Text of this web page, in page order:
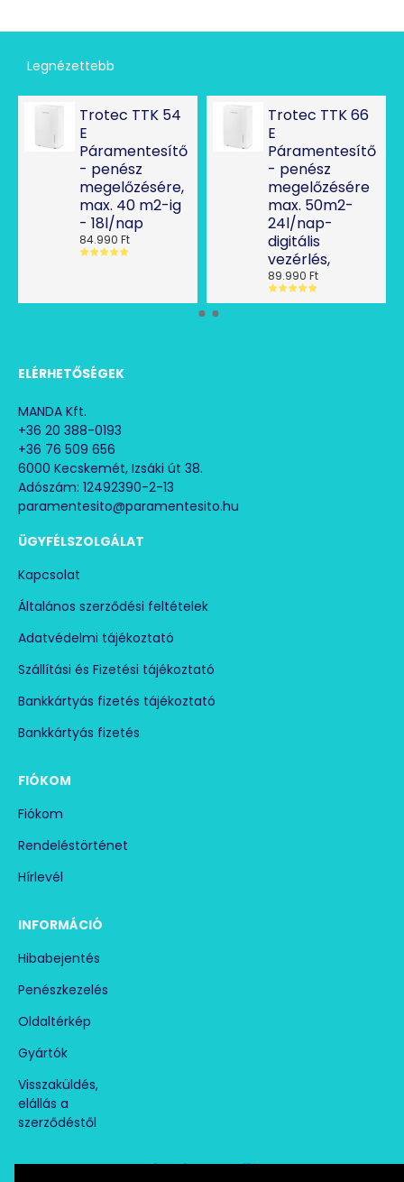
Legnézettebb
Trotec TTK 54
E
Páramentesítő
- penész
megelőzésére,
max. 40 m2-ig
- 18l/nap
84.990 Ft
Trotec TTK 66
E
Páramentesítő
- penész
megelőzésére
max. 50m2-
24l/nap-
digitális
vezérlés,
89.990 Ft
ELÉRHETŐSÉGEK
MANDA Kft.
+36 20 388-0193
+36 76 509 656
6000 Kecskemét, Izsáki út 38.
Adószám: 12492390-2-13
paramentesito@paramentesito.hu
ÜGYFÉLSZOLGÁLAT
Kapcsolat
Általános szerződési feltételek
Adatvédelmi tájékoztató
Szállítási és Fizetési tájékoztató
Bankkártyás fizetés tájékoztató
Bankkártyás fizetés
FIÓKOM
Fiókom
Rendeléstörténet
Hírlevél
INFORMÁCIÓ
Hibabejentés
Penészkezelés
Oldaltérkép
Gyártók
Visszaküldés,
elállás a
szerződéstől